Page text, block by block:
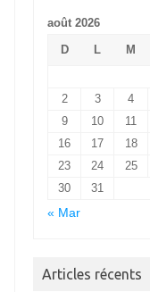
août 2026
D
L M
2
3 4
9
10 11
16
17 18
23
24 25
30
31
« Mar
Articles récents